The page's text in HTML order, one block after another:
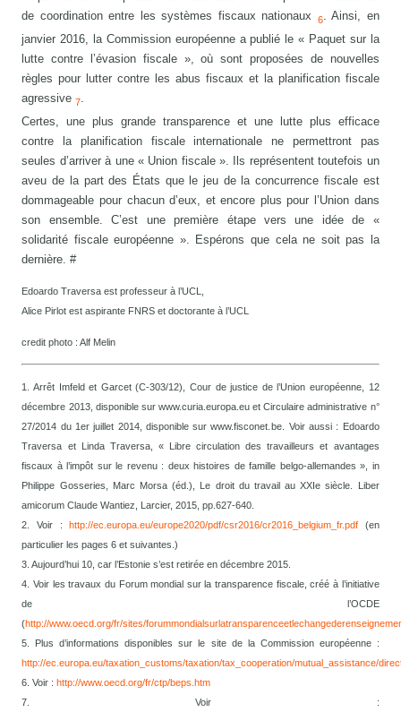
de coordination entre les systèmes fiscaux nationaux
6. Ainsi, en
janvier 2016, la Commission européenne a publié le « Paquet sur la
lutte contre l’évasion fiscale », où sont proposées de nouvelles
règles pour lutter contre les abus fiscaux et la planification fiscale
agressive7.
Certes, une plus grande transparence et une lutte plus efficace
contre la planification fiscale internationale ne permettront pas
seules d’arriver à une « Union fiscale ». Ils représentent toutefois un
aveu de la part des États que le jeu de la concurrence fiscale est
dommageable pour chacun d’eux, et encore plus pour l’Union dans
son ensemble. C’est une première étape vers une idée de «
solidarité fiscale européenne ». Espérons que cela ne soit pas la
dernière. #
Edoardo Traversa est professeur à l’UCL,
Alice Pirlot est aspirante FNRS et doctorante à l’UCL
credit photo : Alf Melin
1. Arrêt Imfeld et Garcet (C-303/12), Cour de justice de l’Union européenne, 12
décembre 2013, disponible sur www.curia.europa.eu et Circulaire administrative n°
27/2014 du 1er juillet 2014, disponible sur www.fisconet. be. Voir aussi : Edoardo
Traversa et Linda Traversa, « Libre circulation des travailleurs et avantages
fiscaux à l’impôt sur le revenu : deux histoires de famille belgo-allemandes », in
Philippe Gosseries, Marc Morsa (éd.), Le droit du travail au XXIe siècle. Liber
amicorum Claude Wantiez, Larcier, 2015, pp.627-640.
2. Voir :http://ec.europa.eu/europe2020/pdf/csr2016/cr2016_belgium_fr.pdf (en
particulier les pages 6 et suivantes.)
3. Aujourd’hui 10, car l’Estonie s’est retirée en décembre 2015.
4. Voir les travaux du Forum mondial sur la transparence fiscale, créé à l’initiative
de l’OCDE
(http://www.oecd.org/fr/sites/
5. Plus d’informations disponibles sur le site de la Commission européenne :
http://ec.europa.eu/taxation_customs/taxation/tax_cooperation/mutual_assistance/
6. Voir :http://www.oecd.org/fr/ctp/beps.htm
7. Voir :